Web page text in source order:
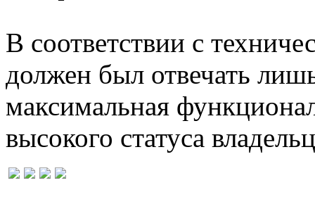
В соответствии с
должен был отвечать
максимальная
высокого статуса